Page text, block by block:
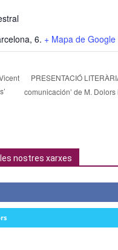
6. + Mapa de Google
PRESENTACIÓ
comunicación’ de M. Dolors
nostres xarxes